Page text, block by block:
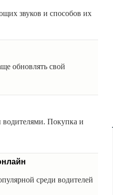
звуков и способов их
обновлять свой
Покупка и
среди водителей